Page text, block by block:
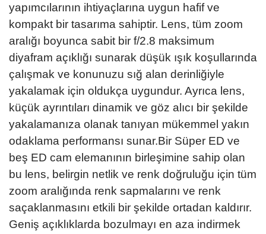
yapımcılarının ihtiyaçlarına uygun hafif ve
kompakt bir tasarıma sahiptir. Lens, tüm zoom
aralığı boyunca sabit bir f/2.8 maksimum
diyafram açıklığı sunarak düşük ışık koşullarında
çalışmak ve konunuzu sığ alan derinliğiyle
yakalamak için oldukça uygundur. Ayrıca lens,
küçük ayrıntıları dinamik ve göz alıcı bir şekilde
yakalamanıza olanak tanıyan mükemmel yakın
odaklama performansı sunar.Bir Süper ED ve
beş ED cam elemanının birleşimine sahip olan
bu lens, belirgin netlik ve renk doğruluğu için tüm
zoom aralığında renk sapmalarını ve renk
saçaklanmasını etkili bir şekilde ortadan kaldırır.
Geniş açıklıklarda bozulmayı en aza indirmek